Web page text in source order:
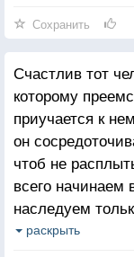
Сохранить
Счастлив тот
которому
приучается к
он
чтоб не
всего начинаем
наследуем
да и то плохо
раскрыть